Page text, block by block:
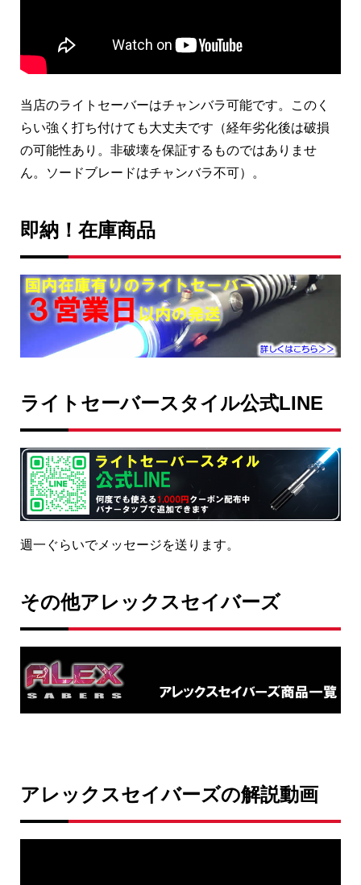
当店のライトセーバーはチャンバラ可能です。このく
らい強く打ち付けても大丈夫です（経年劣化後は破損
の可能性あり。非破壊を保証するものではありませ
ん。ソードブレードはチャンバラ不可）。
即納！在庫商品
ライトセーバースタイル公式LINE
週一ぐらいでメッセージを送ります。
その他アレックスセイバーズ
アレックスセイバーズの解説動画